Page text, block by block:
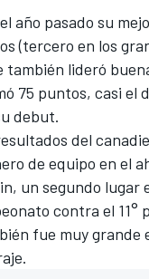
año pasado su
(tercero en los
también lideró
75 puntos, casi el
debut.
del
de equipo en el
un segundo
contra el 11°
fue muy grande